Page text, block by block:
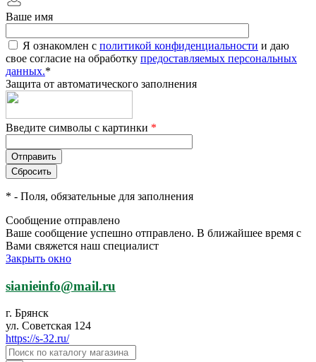
Ваше имя
Я ознакомлен с политикой конфиденциальности и даю
свое согласие на обработку предоставляемых персональных
данных.*
Защита от автоматического заполнения
Введите символы с картинки *
* - Поля, обязательные для заполнения
Сообщение отправлено
Ваше сообщение успешно отправлено. В ближайшее время с
Вами свяжется наш специалист
Закрыть окно
sianieinfo@mail.ru
г. Брянск
ул. Советская 124
https://s-32.ru/